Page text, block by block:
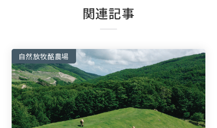
関連記事
自然放牧酪農場